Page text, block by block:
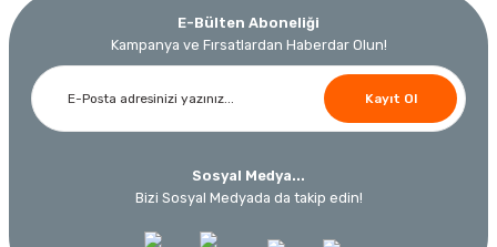
Bosch Ölçme
Bosch GLM 40 Lazerli Uzaklık Ölçer-Lazer Metre 40Mt
Ücretsiz Nakliye
3.000,00 TL
Demiriz DCP-3 Bakır Boru Kaynak Makinesi 3 kVA
Ücretsiz Nakliye
Nora Mıknatıslı Su Terazisi 40 Cm
Ücretsiz Nakliye
E-Bülten Aboneliği
Kampanya ve Fırsatlardan Haberdar Olun!
Kayıt Ol
Sosyal Medya...
Bizi Sosyal Medyada da takip edin!